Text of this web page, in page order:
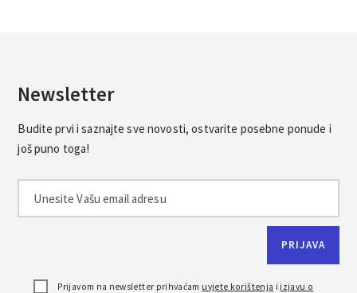
Newsletter
Budite prvi i saznajte sve novosti, ostvarite posebne ponude i
još puno toga!
Prijavom na newsletter prihvaćam uvjete korištenja i izjavu o